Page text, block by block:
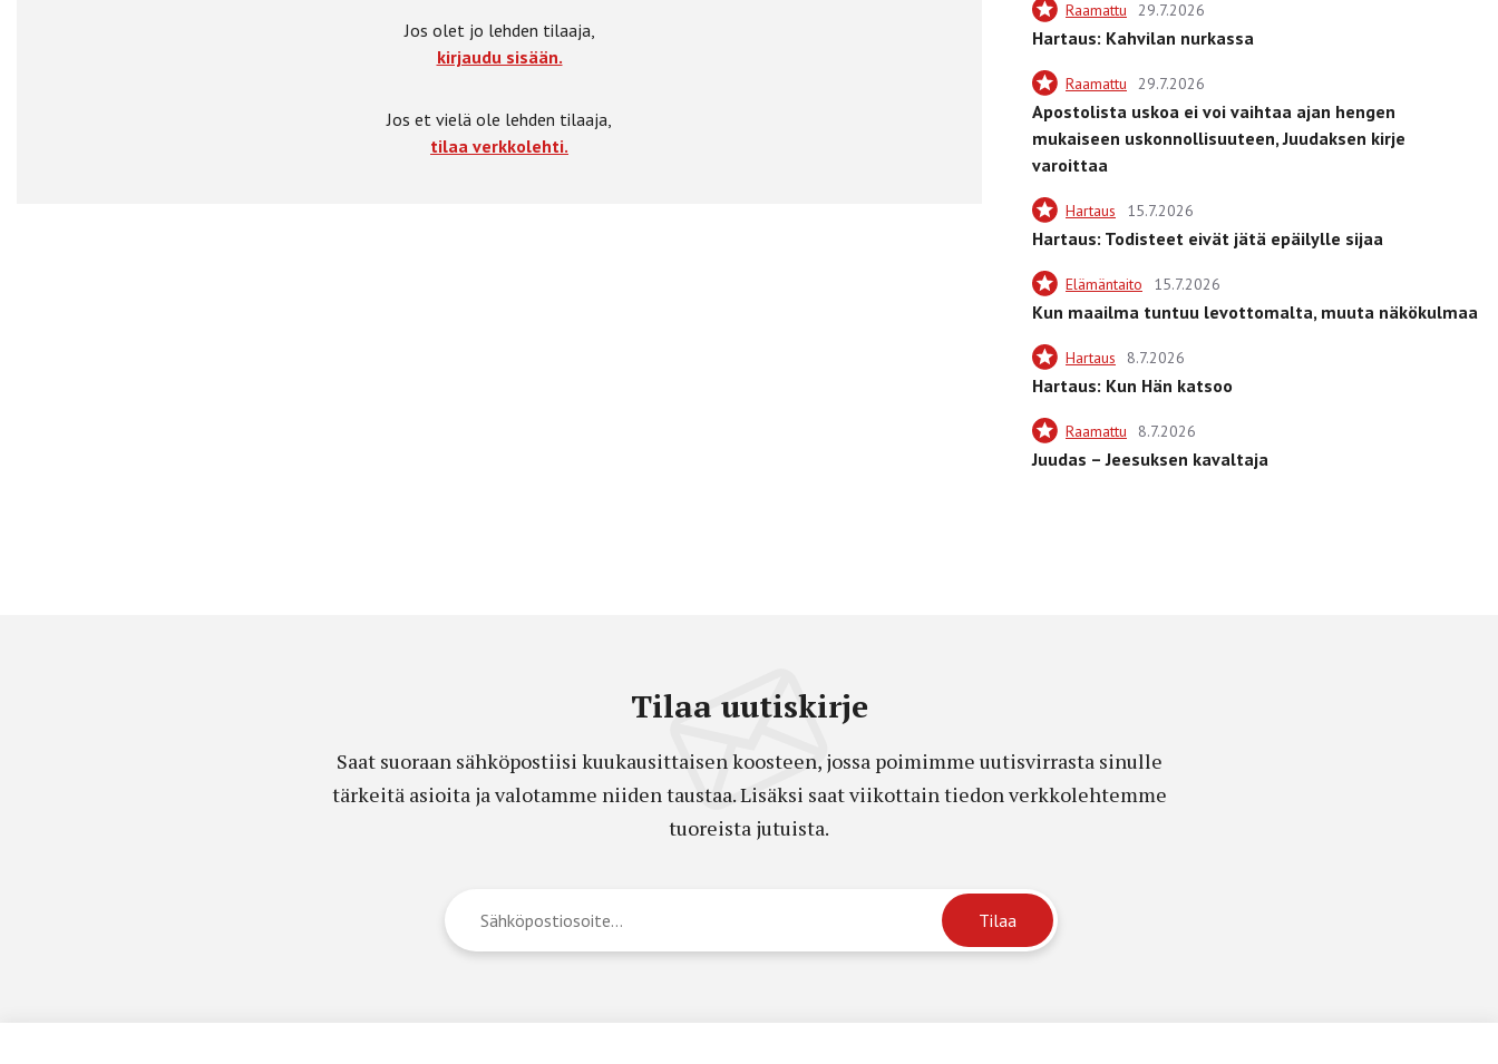
Jos olet jo lehden tilaaja,
kirjaudu sisään.
Jos et vielä ole lehden tilaaja,
tilaa verkkolehti.
Raamattu 29.7.2026
Hartaus: Kahvilan nurkassa
Raamattu 29.7.2026
Apostolista uskoa ei voi vaihtaa ajan hengen
mukaiseen uskonnollisuuteen, Juudaksen kirje
varoittaa
Hartaus 15.7.2026
Hartaus: Todisteet eivät jätä epäilylle sijaa
Elämäntaito 15.7.2026
Kun maailma tuntuu levottomalta, muuta näkökulmaa
Hartaus 8.7.2026
Hartaus: Kun Hän katsoo
Raamattu 8.7.2026
Juudas – Jeesuksen kavaltaja
Tilaa uutiskirje
Saat suoraan sähköpostiisi kuukausittaisen koosteen, jossa poimimme uutisvirrasta sinulle
tärkeitä asioita ja valotamme niiden taustaa. Lisäksi saat viikottain tiedon verkkolehtemme
tuoreista jutuista.